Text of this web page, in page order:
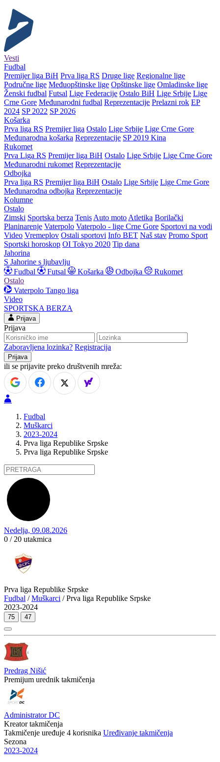
Vesti
Fudbal
Premijer liga BiH Prva liga RS Druge lige Regionalne lige
Područne lige Međuopštinske lige Opštinske lige Omladinske lige
Ženski fudbal Futsal Lige Federacije Ostalo BiH Lige Srbije Lige
Crne Gore Međunarodni fudbal Reprezentacije Prelazni rok EP
2024 SP 2022 SP 2026
Košarka
Prva liga RS Premijer liga Ostalo Lige Srbije Lige Crne Gore
Međunarodna košarka Reprezentacije SP 2019 Kina
Rukomet
Prva Liga RS Premijer liga BiH Ostalo Lige Srbije Lige Crne Gore
Međunarodni rukomet Reprezentacije
Odbojka
Prva liga RS Premijer liga BiH Ostalo Lige Srbije Lige Crne Gore
Međunarodna odbojka Reprezentacije
Kolumne
Ostalo
Zimski Sportska berza Tenis Auto moto Atletika Borilački
Planinarenje Vaterpolo Vaterpolo - lige Crne Gore Sportovi na vodi
Video Vremeplov Ostali sportovi Info BET Naš stav Promo Sport
Sportski horoskop OI Tokyo 2020 Tip dana
Jahorina
S Jahorine s ljubavlju
Fudbal
Futsal Košarka Odbojka
Rukomet
Ostalo
Vaterpolo Tango liga
Video
SPORTSKA BERZA
Prijava
Prijava
Zaboravljena lozinka? Registracija
ili se prijavite preko društvenih mreža:
Fudbal
Muškarci
2023-2024
Prva liga Republike Srpske
Prva liga Republike Srpske
Nedelja, 09.08.2026
0 / 20 utakmica
Prva liga Republike Srpske
Fudbal /Muškarci / Prva liga Republike Srpske
2023-2024
75 47
Predrag Nišić
Premijum urednik takmičenja
Administrator DC
Kreator takmičenja
Takmičenje uređuje 4 korisnika Uređivanje takmičenja
Sezona
2023-2024